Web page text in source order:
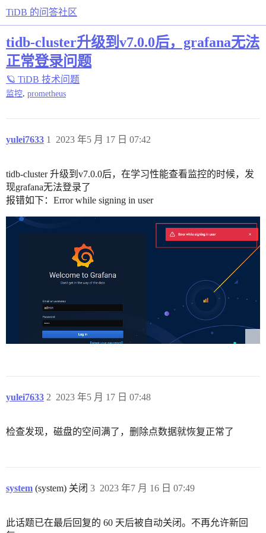
TiDB 的问答社区
tidb-cluster升级到v7.0.0后，grafana无法
正常登录问题
🪐 TiDB 技术问题
监控 prometheus
yulei7633 2023 年5 月 17 日 07:42
1
tidb-cluster 升级到v7.0.0后，在学习性能查看监控的时候，发
现grafana无法登录了
报错如下：Error while signing in user
yulei7633 2023 年5 月 17 日 07:48
2
检查发现，磁盘的空间满了，删除点数据就恢复正常了
system (system) 关闭 2023 年7 月 16 日 07:49
3
此话题已在最后回复的 60 天后被自动关闭。不再允许新回